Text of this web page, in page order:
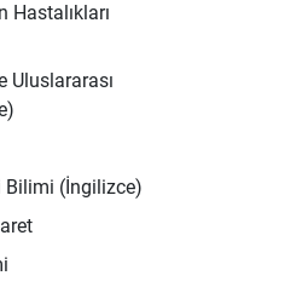
Hastalıkları
Uluslararası
Bilimi (İngilizce)